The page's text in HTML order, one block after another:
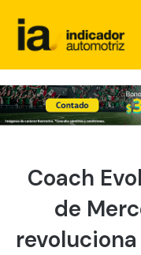
Coach
de